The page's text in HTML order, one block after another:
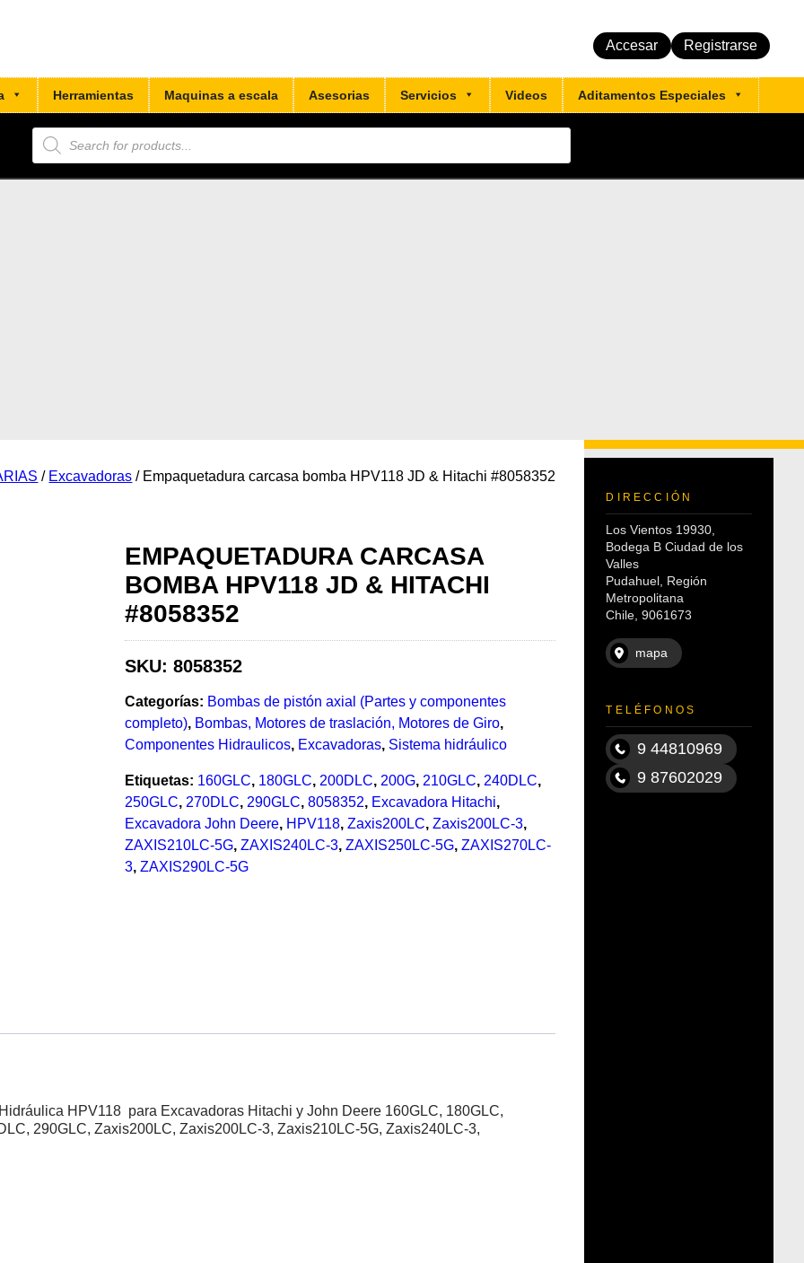
Accesar Registrarse
Herramientas Maquinas a escala Asesorias Servicios Videos Aditamentos Especiales
Búsqueda
de
productos
/ Excavadoras / Empaquetadura carcasa bomba HPV118 JD & Hitachi #8058352
EMPAQUETADURA CARCASA
BOMBA HPV118 JD & HITACHI
#8058352
SKU: 8058352
Categorías: Bombas de pistón axial (Partes y componentes
completo), Bombas, Motores de traslación, Motores de Giro,
Componentes Hidraulicos, Excavadoras, Sistema hidráulico
Etiquetas: 160GLC, 180GLC, 200DLC, 200G, 210GLC, 240DLC,
250GLC, 270DLC, 290GLC, 8058352, Excavadora Hitachi,
Excavadora John Deere, HPV118, Zaxis200LC, Zaxis200LC-3,
ZAXIS210LC-5G, ZAXIS240LC-3, ZAXIS250LC-5G, ZAXIS270LC-
3, ZAXIS290LC-5G
HPV118 para Excavadoras Hitachi y John Deere 160GLC, 180GLC,
290GLC, Zaxis200LC, Zaxis200LC-3, Zaxis210LC-5G, Zaxis240LC-3,
DIRECCIÓN
Los Vientos 19930,
Bodega B Ciudad de los
Valles
Pudahuel, Región
Metropolitana
Chile, 9061673
mapa
TELÉFONOS
9 44810969
9 87602029